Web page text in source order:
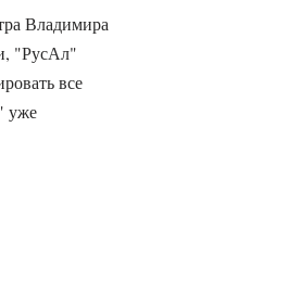
Владимира
"РусАл"
все
уже